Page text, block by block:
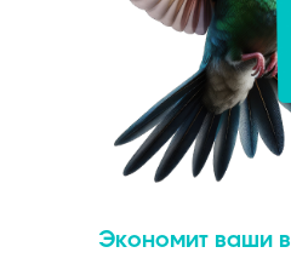
Экономит ваши